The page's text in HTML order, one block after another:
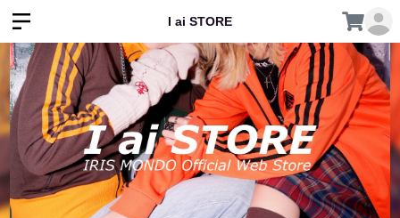
I ai STORE